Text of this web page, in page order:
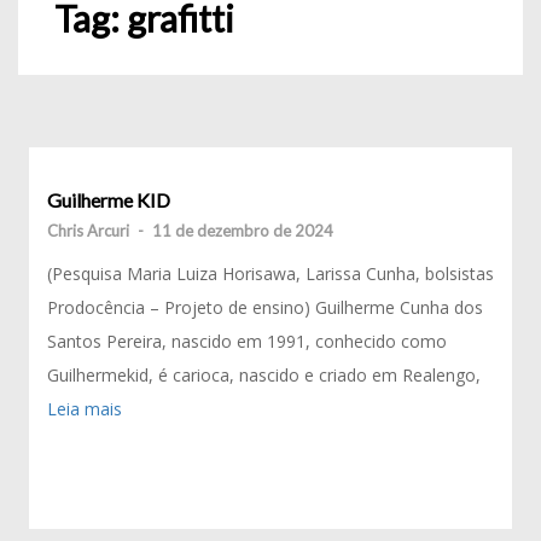
Tag:grafitti
Guilherme KID
Chris Arcuri - 11 de dezembro de 2024
(Pesquisa Maria Luiza Horisawa, Larissa Cunha, bolsistas
Prodocência – Projeto de ensino) Guilherme Cunha dos
Santos Pereira, nascido em 1991, conhecido como
Guilhermekid, é carioca, nascido e criado em Realengo,
Leia mais